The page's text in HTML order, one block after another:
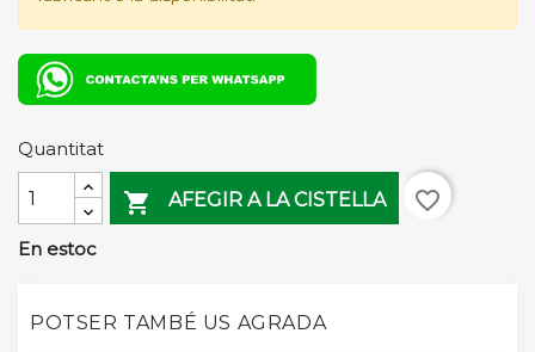
Quantitat
 AFEGIR A LA CISTELLA favorite_border
En estoc
POTSER TAMBÉ US AGRADA